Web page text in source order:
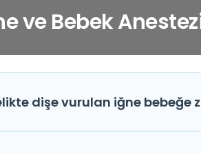
ve Bebek
dişe vurulan iğne bebeğe